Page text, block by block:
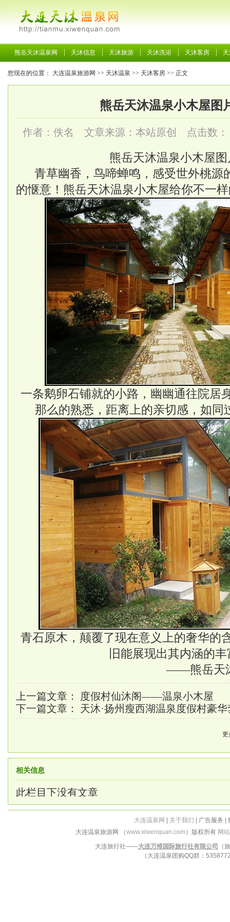
熊岳天沐温泉网 天沐信息 天沐旅游 天沐洗浴 天沐客房
您现在的位置： 大连温泉旅游网 >> 天沐温泉 >> 天沐客房 >> 正文
熊岳天沐温泉小木屋图
作者：佚名 文章来源：本站原创 点击数：
熊岳天沐温泉小木屋
青草幽香，鸟啼蝉鸣，感受世外桃源
的惬意！ 熊岳天沐温泉小木屋给你不一
一条鹅卵石铺就的小路，幽幽通往院居
那么的熟悉，距离上的亲切感，如同
青石原木，颠覆了现在意义上的奢华的
旧能展现出其内涵的
——熊岳天
上一篇文章： 度假村仙沐阁——温泉小木屋
下一篇文章： 天沐·扬州瘦西湖温泉度假村豪
相关信息
此栏目下没有文章
大连温泉网 关于我们 | 广告服务 |
大连温泉旅游网 （www.xiwenquan.com ）版权所有 网
大连旅行社——大连万维国际旅行社有限公司
（
（大连温泉团购QQ群：